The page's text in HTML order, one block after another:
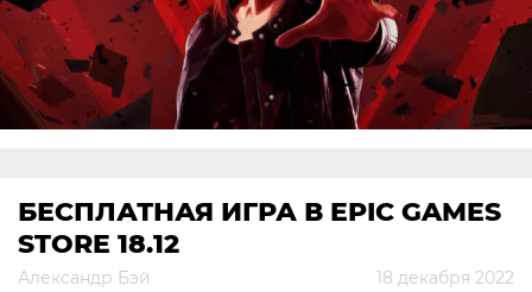
БЕСПЛАТНАЯ ИГРА В EPIC GAMES
STORE 18.12
Александр Бэй 18 декабря 2022